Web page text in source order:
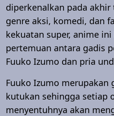
diperkenalkan pada akhir
genre aksi, komedi, dan
kekuatan super, anime
pertemuan antara gadis
Fuuko Izumo dan pria
Fuuko Izumo merupakan
kutukan sehingga setiap
menyentuhnya akan